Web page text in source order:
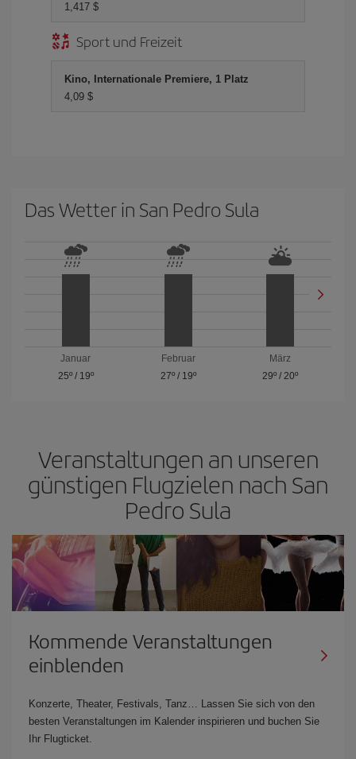
1,417 $
Sport und Freizeit
Kino, Internationale Premiere, 1 Platz
4,09 $
Das Wetter in San Pedro Sula
Januar
25º/ 19º
Februar
27º/ 19º
März
29º /20º
Veranstaltungen an unseren
günstigen Flugzielen nach San
Pedro Sula
Kommende Veranstaltungen
einblenden
Konzerte, Theater, Festivals, Tanz… Lassen Sie sich von den
besten Veranstaltungen im Kalender inspirieren und buchen Sie
Ihr Flugticket.